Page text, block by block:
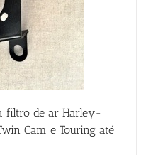
filtro de ar Harley-
Cam e Touring até